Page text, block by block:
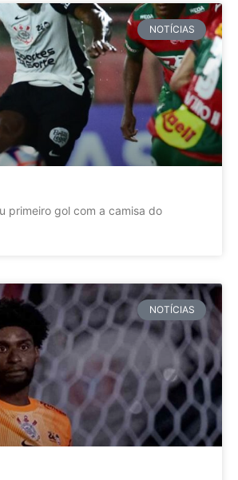
NOTÍCIAS
primeiro gol com a camisa do
NOTÍCIAS